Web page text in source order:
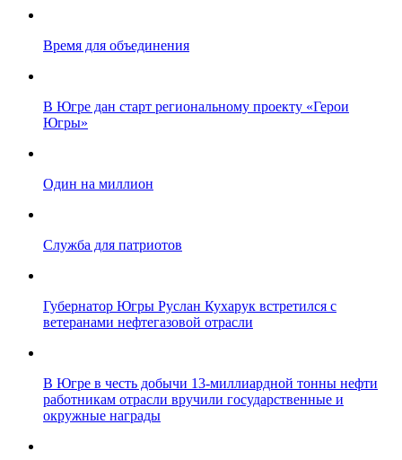
Время для объединения
В Югре дан старт региональному проекту «Герои
Югры»
Один на миллион
Служба для патриотов
Губернатор Югры Руслан Кухарук встретился с
ветеранами нефтегазовой отрасли
В Югре в честь добычи 13-миллиардной тонны нефти
работникам отрасли вручили государственные и
окружные награды